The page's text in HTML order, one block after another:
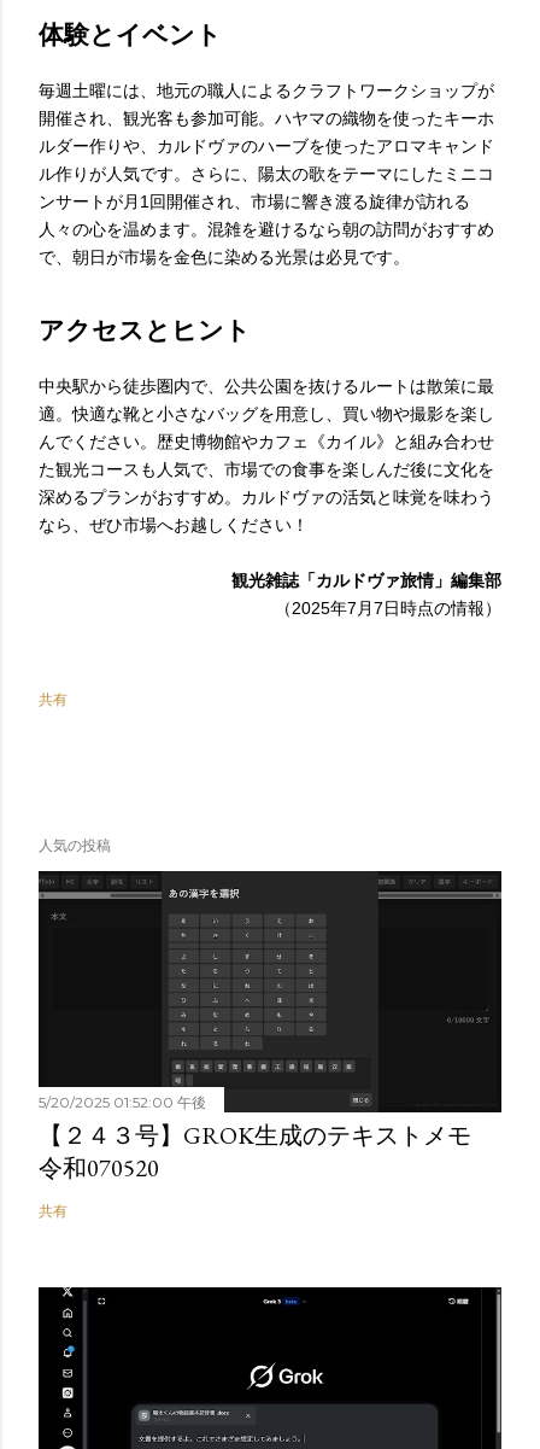
体験とイベント
毎週土曜には、地元の職人によるクラフトワークショップが
開催され、観光客も参加可能。ハヤマの織物を使ったキーホ
ルダー作りや、カルドヴァのハーブを使ったアロマキャンド
ル作りが人気です。さらに、陽太の歌をテーマにしたミニコ
ンサートが月1回開催され、市場に響き渡る旋律が訪れる
人々の心を温めます。混雑を避けるなら朝の訪問がおすすめ
で、朝日が市場を金色に染める光景は必見です。
アクセスとヒント
中央駅から徒歩圏内で、公共公園を抜けるルートは散策に最
適。快適な靴と小さなバッグを用意し、買い物や撮影を楽し
んでください。歴史博物館やカフェ《カイル》と組み合わせ
た観光コースも人気で、市場での食事を楽しんだ後に文化を
深めるプランがおすすめ。カルドヴァの活気と味覚を味わう
なら、ぜひ市場へお越しください！
観光雑誌「カルドヴァ旅情」編集部
（2025年7月7日時点の情報）
共有
人気の投稿
5/20/2025 01:52:00 午後
【２４３号】GROK生成のテキストメモ
令和070520
共有